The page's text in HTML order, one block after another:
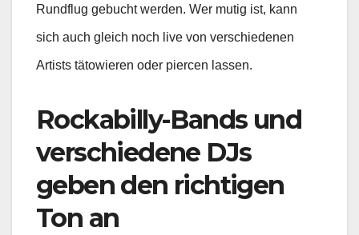
Rundflug gebucht werden. Wer mutig ist, kann
sich auch gleich noch live von verschiedenen
Artists tätowieren oder piercen lassen.
Rockabilly-Bands und
verschiedene DJs
geben den richtigen
Ton an